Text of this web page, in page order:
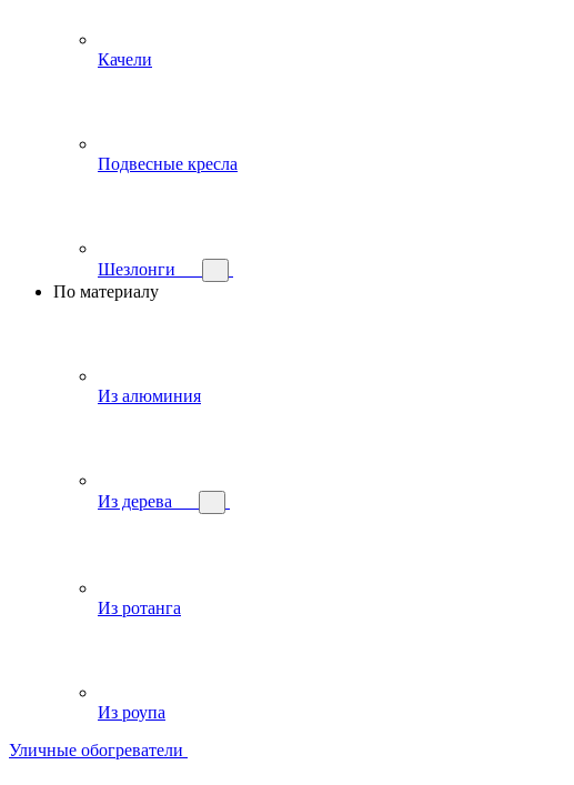
Качели
Подвесные кресла
Шезлонги
По материалу
Из алюминия
Из дерева
Из ротанга
Из роупа
Уличные обогреватели